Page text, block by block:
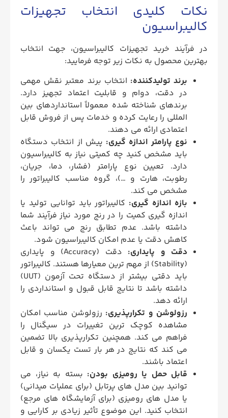
نکات کلیدی انتخاب تجهیزات
کالیبراسیون
در فرآیند خرید تجهیزات کالیبراسیون، جهت انتخاب
بهترین محصول به نکات زیر توجه فرمایید:
برند تولیدکننده: انتخاب برند معتبر نقش مهمی
در دقت، دوام و قابلیت اعتماد تجهیز دارد.
برندهای شناخته‌ شده معمولاً استانداردهای بین‌
المللی را رعایت کرده و خدمات پس از فروش قابل‌
اعتمادی ارائه می‌ دهند.
نوع پارامتر اندازه‌ گیری: پیش از انتخاب دستگاه
باید مشخص کنید چه کمیتی نیاز به کالیبراسیون
دارد. تعیین نوع پارامتر (فشار، دما، جریان،
رطوبت، هارت و …)، گروه مناسب کالیبراتور را
مشخص می‌ کند.
بازه اندازه‌ گیری: کالیبراتور باید توانایی تولید یا
اندازه‌ گیری کمیت را در رنج مورد نیاز فرآیند شما
داشته باشد. عدم تطابق رنج می‌ تواند باعث
کاهش دقت یا عدم امکان کالیبراسیون شود.
دقت و پایداری:
دقت (Accuracy) و پایداری
(Stability) از مهم‌ ترین معیارها هستند. کالیبراتور
باید دقتی بیشتر از دستگاه تحت آزمون (UUT)
داشته باشد تا نتایج قابل‌ قبول و استانداردی را
ارائه دهد.
رزولوشن و تکرارپذیری: رزولوشن مناسب امکان
مشاهده کوچک‌ ترین تغییرات در سیگنال را
فراهم می‌ کند. همچنین تکرارپذیری بالا تضمین
می‌ کند که نتایج در هر بار تست یکسان و قابل
اعتماد باشند.
قابل‌ حمل یا رومیزی بودن: بسته به نیاز، می‌
توانید بین مدل‌ های پرتابل (برای عملیات میدانی)
یا مدل‌ های رومیزی (برای آزمایشگاه‌ های مرجع)
انتخاب کنید. این موضوع تأثیر زیادی بر کارایی و